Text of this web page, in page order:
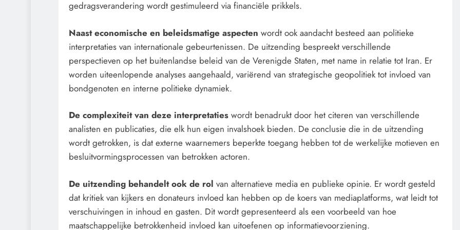
gedragsverandering wordt gestimuleerd via financiële prikkels.
Naast economische en beleidsmatige aspecten wordt ook aandacht besteed aan politieke
interpretaties van internationale gebeurtenissen. De uitzending bespreekt verschillende
perspectieven op het buitenlandse beleid van de Verenigde Staten, met name in relatie tot Iran. Er
worden uiteenlopende analyses aangehaald, variërend van strategische geopolitiek tot invloed van
bondgenoten en interne politieke dynamiek.
De complexiteit van deze interpretaties wordt benadrukt door het citeren van verschillende
analisten en publicaties, die elk hun eigen invalshoek bieden. De conclusie die in de uitzending
wordt getrokken, is dat externe waarnemers beperkte toegang hebben tot de werkelijke motieven en
besluitvormingsprocessen van betrokken actoren.
De uitzending behandelt ook de rol van alternatieve media en publieke opinie. Er wordt gesteld
dat kritiek van kijkers en donateurs invloed kan hebben op de koers van mediaplatforms, wat leidt tot
verschuivingen in inhoud en gasten. Dit wordt gepresenteerd als een voorbeeld van hoe
maatschappelijke betrokkenheid invloed kan uitoefenen op informatievoorziening.
CENSUUR CONTROLE
sommige kankerpatiënten
verborgen blijft voor hun eigen
arts.
CONTROLE GEOPOLITIEK
Ceuta: Boots on the Ground.
2 dagen geleden